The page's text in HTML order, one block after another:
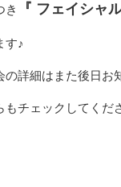
き 『 フェイシャ
す♪
の詳細はまた後日お
もチェックしてくだ